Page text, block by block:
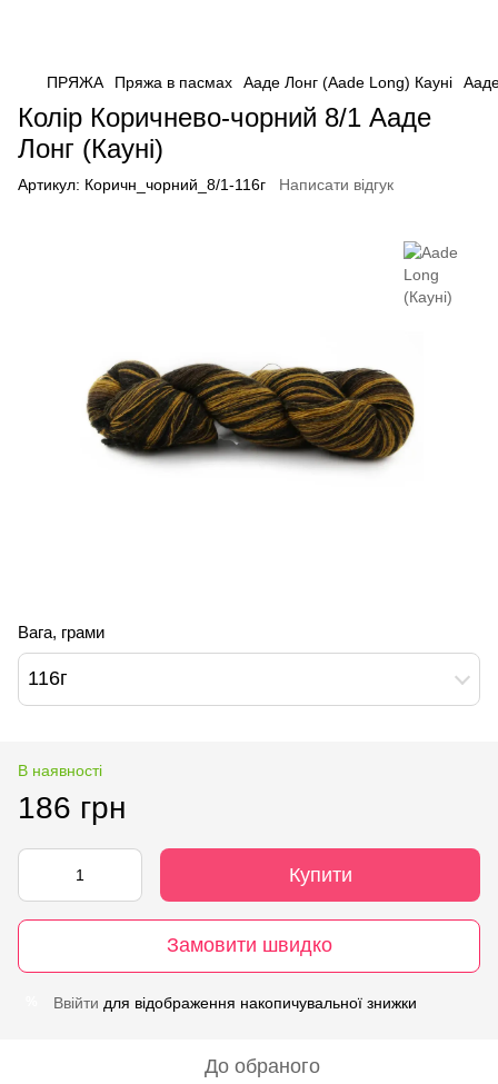
ПРЯЖА Пряжа в пасмах Ааде Лонг (Aade Long) Кауні
Колір Коричнево-чорний 8/1 Ааде
Лонг (Кауні)
Артикул: Коричн_чорний_8/1-116г Написати відгук
Вага, грами
116г
В наявності
186 грн
Купити
Замовити швидко
Ввійти для відображення накопичувальної знижки
До обраного